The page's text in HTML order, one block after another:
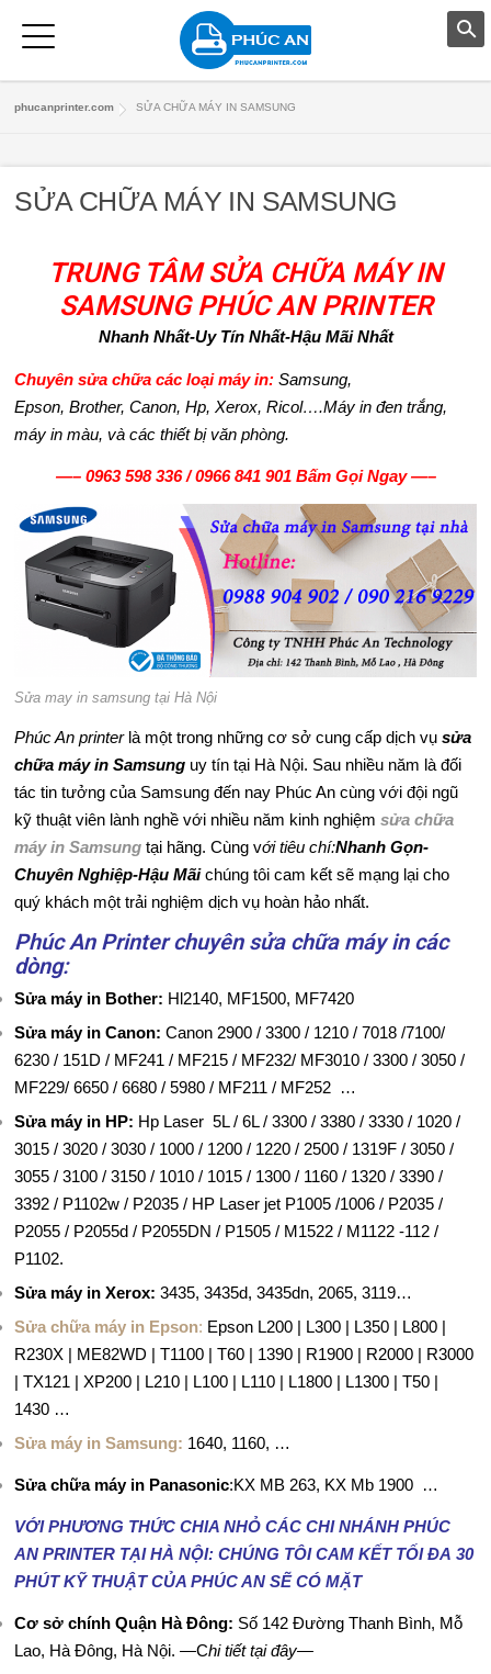
D
C
S
Ử
A
H
A
Á
Y
N
S
A
M
Á
Y
TÍ
N
H
T
phucanprinter.com SỬA CHỮA MÁY IN SAMSUNG
SỬA CHỮA MÁY IN SAMSUNG
TRUNG TÂM SỬA CHỮA MÁY IN
SAMSUNG PHÚC AN PRINTER
Nhanh Nhất-Uy Tín Nhất-Hậu Mãi Nhất
Chuyên sửa chữa các loại máy in: Samsung,
Epson, Brother,Canon, Hp, Xerox, Ricol….Máy in đen trắng,
máy in màu, và các thiết bị văn phòng.
—– 0963 598 336/0966 841 901 Bấm Gọi Ngay—–
Sửa may in samsung tại Hà Nội
Phúc An printerlà một trong những cơ sở cung cấp dịch vụsửa
chữa máy in Samsung uy tín tại Hà Nội. Sau nhiều năm là đối
tác tin tưởng của Samsung đến nay Phúc An cùng với đội ngũ
kỹ thuật viên lành nghề với nhiều năm kinh nghiệmsửa chữa
máy in Samsung tại hãng. Cùng với tiêu chí:Nhanh Gọn-
Chuyên Nghiệp-Hậu Mãichúng tôi cam kết sẽ mạng lại cho
quý khách một trải nghiệm dịch vụ hoàn hảo nhất.
Phúc An Printer chuyên sửa chữa máy in các
dòng:
Sửa máy in Bother: Hl2140, MF1500, MF7420
Sửa máy in Canon:Canon 2900 / 3300 / 1210 / 7018 /7100/
6230 / 151D / MF241 / MF215 / MF232/ MF3010 / 3300 / 3050 /
MF229/ 6650 / 6680 / 5980 / MF211 / MF252 …
Sửa máy in HP: Hp Laser 5L / 6L / 3300 / 3380 / 3330 / 1020 /
3015 / 3020 / 3030 / 1000 / 1200 / 1220 / 2500 / 1319F / 3050 /
3055 / 3100 / 3150 / 1010 / 1015 / 1300 / 1160 / 1320 / 3390 /
3392 / P1102w / P2035 / HP Laser jet P1005 /1006 / P2035 /
P2055 / P2055d / P2055DN / P1505 / M1522 / M1122 -112 /
P1102.
Sửa máy in Xerox: 3435, 3435d, 3435dn, 2065, 3119…
Sửa chữa máy in Epson: Epson L200 | L300 | L350 | L800 |
R230X | ME82WD | T1100 | T60 | 1390 | R1900 | R2000 | R3000
| TX121 | XP200 | L210 | L100 | L110 | L1800 | L1300 | T50 |
1430 …
Sửa máy in Samsung: 1640, 1160, …
Sửa chữa máy in Panasonic:KX MB 263, KX Mb 1900 …
VỚI PHƯƠNG THỨC CHIA NHỎ CÁC CHI NHÁNH PHÚC
AN PRINTER TẠI HÀ NỘI: CHÚNG TÔI CAM KẾT TỐI ĐA 30
PHÚT KỸ THUẬT CỦA PHÚC AN SẼ CÓ MẶT
Cơ sở chính Quận Hà Đông: Số 142 Đường Thanh Bình, Mỗ
Lao, Hà Đông, Hà Nội.—Chi tiết tại đây—